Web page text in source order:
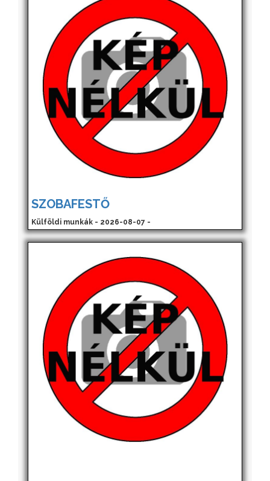
SZOBAFESTŐ
Külföldi munkák - 2026-08-07 -